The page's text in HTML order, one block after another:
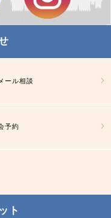
ール相談
予約
ト